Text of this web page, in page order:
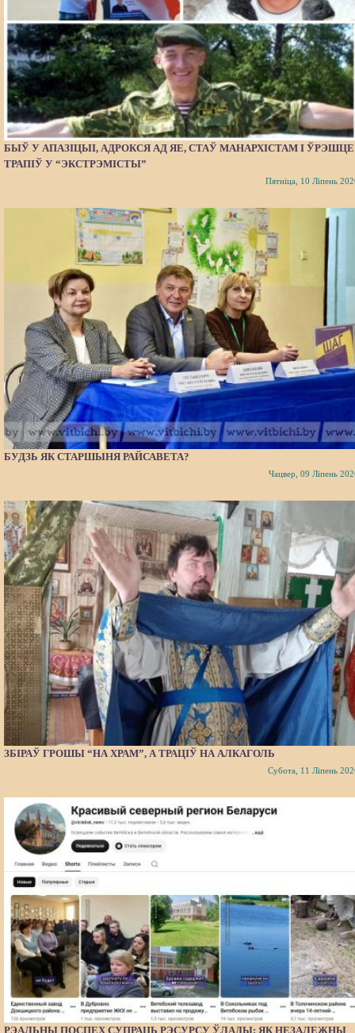
БЫЎ У АПАЗІЦЫІ, АДРОКСЯ АД ЯЕ, СТАЎ МАНАРХІСТАМ І ЎРЭШЦЕ
ТРАПІЎ У “ЭКСТРЭМІСТЫ”
Пятніца, 10 Ліпень
БУДЗЬ ЯК СТАРШЫНЯ РАЙСАВЕТА?
Чацвер, 09 Ліпень
ЗБІРАЎ ГРОШЫ “НА ХРАМ”, А ТРАЦІЎ НА АЛКАГОЛЬ
Субота, 11 Ліпень
РЭАЛЬНЫ ПОСПЕХ СУПРАЦЬ РЭСУРСУ ЎЛАДЫ: ЯК НЕЗАЛЕЖНЫ